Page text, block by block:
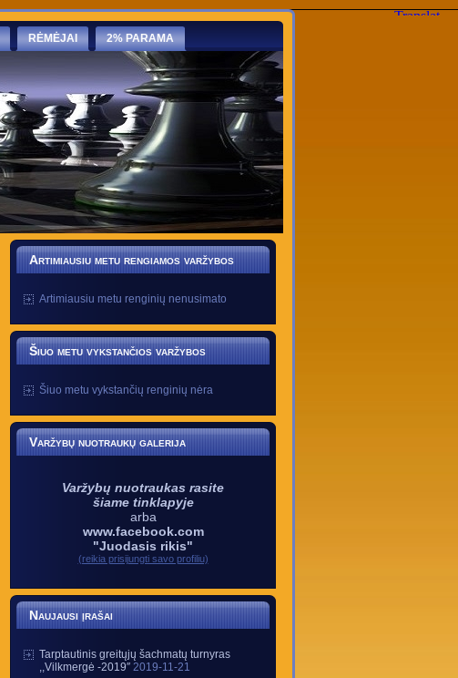
RĖMĖJAI
2% PARAMA
Artimiausiu metu rengiamos varžybos
Artimiausiu metu renginių nenusimato
Šiuo metu vykstančios varžybos
Šiuo metu vykstančių renginių nėra
Varžybų nuotraukų galerija
Varžybų nuotraukas rasite
šiame tinklapyje
arba
www.facebook.com
"Juodasis rikis"
(reikia prisijungti savo profiliu)
Naujausi įrašai
Tarptautinis greitųjų šachmatų turnyras
,,Vilkmergė -2019″ 2019-11-21